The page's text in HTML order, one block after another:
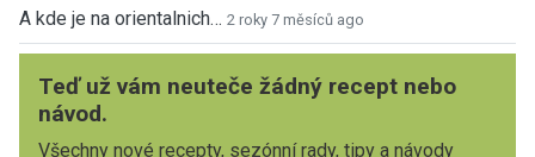
A kde je na orientalnich… 2 roky 7 měsíců ago
Teď už vám neuteče žádný recept nebo
návod.
Všechny nové recepty, sezónní rady, tipy a návody